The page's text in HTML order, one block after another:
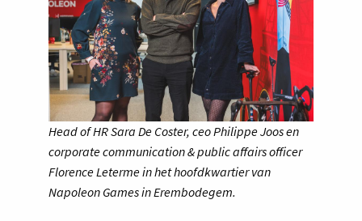
Head of HR Sara De Coster, ceo Philippe Joos en
corporate communication & public affairs officer
Florence Leterme in het hoofdkwartier van
Napoleon Games in Erembodegem.